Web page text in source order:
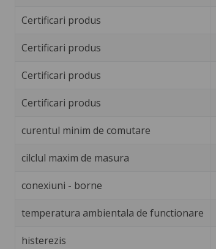
Certificari produs
Certificari produs
Certificari produs
Certificari produs
curentul minim de comutare
cilclul maxim de masura
conexiuni - borne
temperatura ambientala de functionare
histerezis